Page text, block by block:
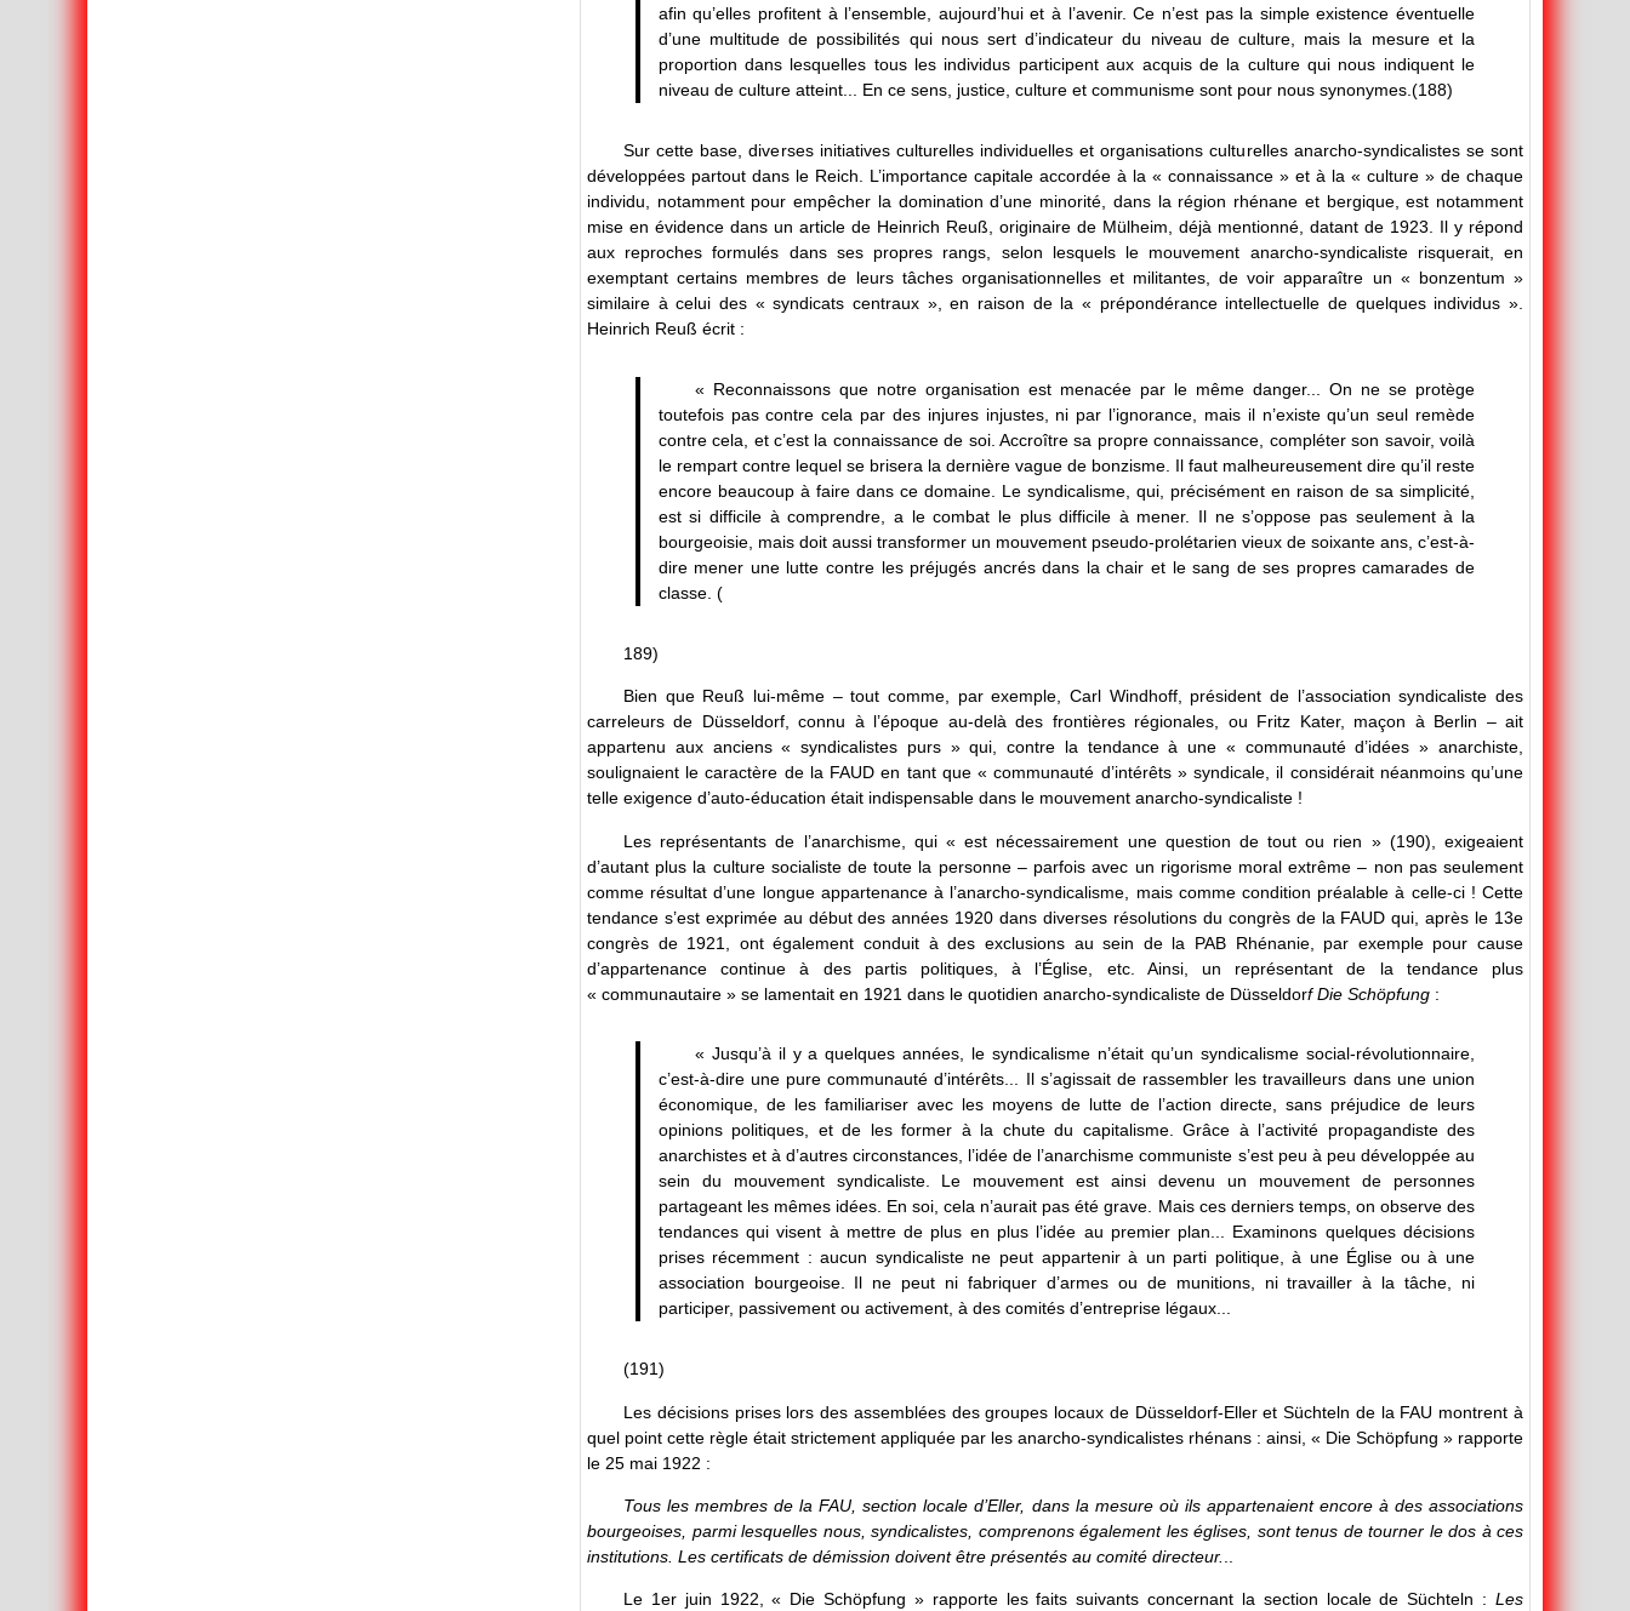
afin qu’elles profitent à l’ensemble, aujourd’hui et à l’avenir. Ce n’est pas la simple existence éventuelle
d’une multitude de possibilités qui nous sert d’indicateur du niveau de culture, mais la mesure et la
proportion dans lesquelles tous les individus participent aux acquis de la culture qui nous indiquent le
niveau de culture atteint... En ce sens, justice, culture et communisme sont pour nous synonymes.(188)
Sur cette base, diverses initiatives culturelles individuelles et organisations culturelles anarcho-syndicalistes se sont
développées partout dans le Reich. L’importance capitale accordée à la « connaissance » et à la « culture » de chaque
individu, notamment pour empêcher la domination d’une minorité, dans la région rhénane et bergique, est notamment
mise en évidence dans un article de Heinrich Reuß, originaire de Mülheim, déjà mentionné, datant de 1923. Il y répond
aux reproches formulés dans ses propres rangs, selon lesquels le mouvement anarcho-syndicaliste risquerait, en
exemptant certains membres de leurs tâches organisationnelles et militantes, de voir apparaître un « bonzentum »
similaire à celui des « syndicats centraux », en raison de la « prépondérance intellectuelle de quelques individus ».
Heinrich Reuß écrit :
« Reconnaissons que notre organisation est menacée par le même danger... On ne se protège
toutefois pas contre cela par des injures injustes, ni par l’ignorance, mais il n’existe qu’un seul remède
contre cela, et c’est la connaissance de soi. Accroître sa propre connaissance, compléter son savoir, voilà
le rempart contre lequel se brisera la dernière vague de bonzisme. Il faut malheureusement dire qu’il reste
encore beaucoup à faire dans ce domaine. Le syndicalisme, qui, précisément en raison de sa simplicité,
est si difficile à comprendre, a le combat le plus difficile à mener. Il ne s’oppose pas seulement à la
bourgeoisie, mais doit aussi transformer un mouvement pseudo-prolétarien vieux de soixante ans, c’est-à-
dire mener une lutte contre les préjugés ancrés dans la chair et le sang de ses propres camarades de
classe. (
189)
Bien que Reuß lui-même – tout comme, par exemple, Carl Windhoff, président de l’association syndicaliste des
carreleurs de Düsseldorf, connu à l’époque au-delà des frontières régionales, ou Fritz Kater, maçon à Berlin – ait
appartenu aux anciens « syndicalistes purs » qui, contre la tendance à une « communauté d’idées » anarchiste,
soulignaient le caractère de la FAUD en tant que « communauté d’intérêts » syndicale, il considérait néanmoins qu’une
telle exigence d’auto-éducation était indispensable dans le mouvement anarcho-syndicaliste !
Les représentants de l’anarchisme, qui « est nécessairement une question de tout ou rien » (190), exigeaient
d’autant plus la culture socialiste de toute la personne – parfois avec un rigorisme moral extrême – non pas seulement
comme résultat d’une longue appartenance à l’anarcho-syndicalisme, mais comme condition préalable à celle-ci ! Cette
tendance s’est exprimée au début des années 1920 dans diverses résolutions du congrès de la FAUD qui, après le 13e
congrès de 1921, ont également conduit à des exclusions au sein de la PAB Rhénanie, par exemple pour cause
d’appartenance continue à des partis politiques, à l’Église, etc. Ainsi, un représentant de la tendance plus
« communautaire » se lamentait en 1921 dans le quotidien anarcho-syndicaliste de Düsseldorf Die Schöpfung :
« Jusqu’à il y a quelques années, le syndicalisme n’était qu’un syndicalisme social-révolutionnaire,
c’est-à-dire une pure communauté d’intérêts... Il s’agissait de rassembler les travailleurs dans une union
économique, de les familiariser avec les moyens de lutte de l’action directe, sans préjudice de leurs
opinions politiques, et de les former à la chute du capitalisme. Grâce à l’activité propagandiste des
anarchistes et à d’autres circonstances, l’idée de l’anarchisme communiste s’est peu à peu développée au
sein du mouvement syndicaliste. Le mouvement est ainsi devenu un mouvement de personnes
partageant les mêmes idées. En soi, cela n’aurait pas été grave. Mais ces derniers temps, on observe des
tendances qui visent à mettre de plus en plus l’idée au premier plan... Examinons quelques décisions
prises récemment : aucun syndicaliste ne peut appartenir à un parti politique, à une Église ou à une
association bourgeoise. Il ne peut ni fabriquer d’armes ou de munitions, ni travailler à la tâche, ni
participer, passivement ou activement, à des comités d’entreprise légaux...
(191)
Les décisions prises lors des assemblées des groupes locaux de Düsseldorf-Eller et Süchteln de la FAU montrent à
quel point cette règle était strictement appliquée par les anarcho-syndicalistes rhénans : ainsi, « Die Schöpfung » rapporte
le 25 mai 1922 :
Tous les membres de la FAU, section locale d’Eller, dans la mesure où ils appartenaient encore à des associations
bourgeoises, parmi lesquelles nous, syndicalistes, comprenons également les églises, sont tenus de tourner le dos à ces
institutions. Les certificats de démission doivent être présentés au comité directeur.
Le 1er juin 1922, « Die Schöpfung » rapporte les faits suivants concernant la section locale de Süchteln : Les